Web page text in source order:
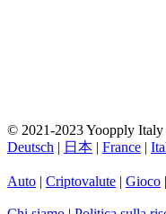
© 2021-2023 Yoopply
Deutsch | 日本 | France |
Auto | Criptovalute | Gioco |